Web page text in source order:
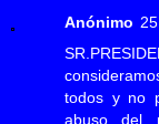
Anónimo
todos y no
abuso del